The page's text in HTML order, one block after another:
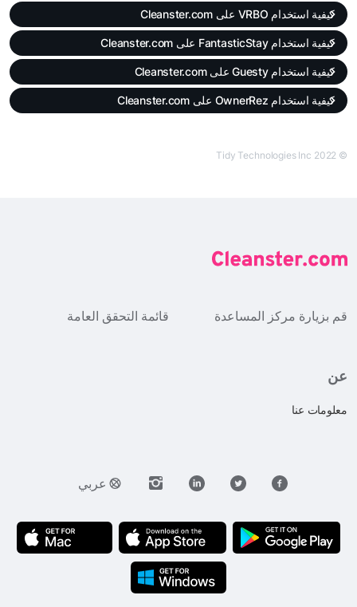
كيفية استخدام VRBO على Cleanster.com
كيفية استخدام FantasticStay على Cleanster.com
كيفية استخدام Guesty على Cleanster.com
كيفية استخدام OwnerRez على Cleanster.com
© Tidy Technologies Inc 2022
قم بزيارة مركز المساعدة قائمة التحقق العامة
عن
معلومات عنا
عربي